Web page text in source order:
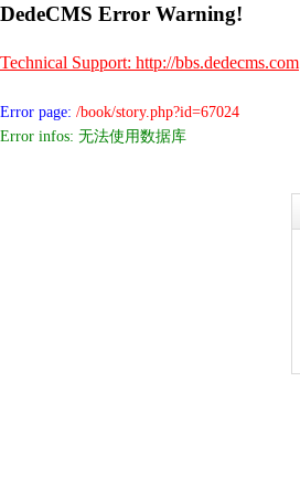
DedeCMS Error Warning!
Technical Support: http://bbs.dedecms.com
Error page: /book/story.php?id=67024
Error infos: 无法使用数据库